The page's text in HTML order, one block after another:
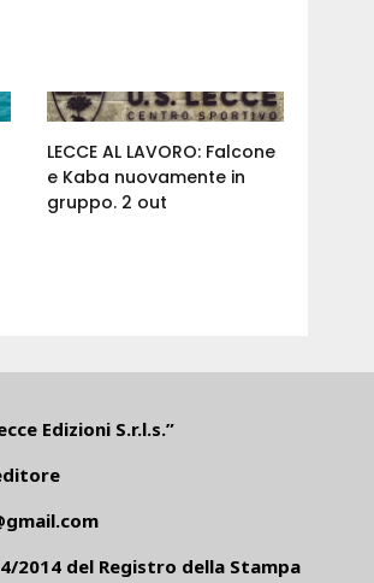
LECCE AL LAVORO: Falcone
e Kaba nuovamente in
gruppo. 2 out
Edizioni S.r.l.s.”
2014 del Registro della Stampa